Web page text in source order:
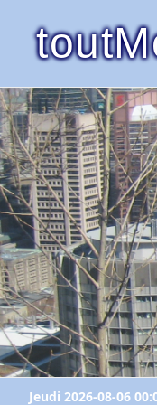
Jeudi 2026-08-06